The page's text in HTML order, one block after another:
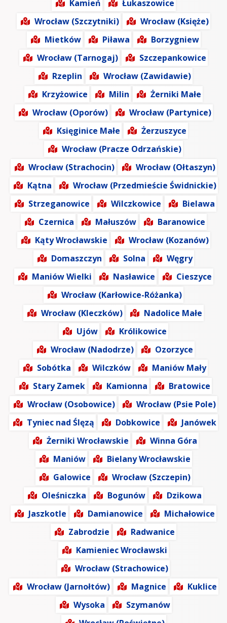
Kamień
Łukaszowice
Wrocław (Szczytniki)
Wrocław (Księże)
Mietków
Piława
Borzygniew
Wrocław (Tarnogaj)
Szczepankowice
Rzeplin
Wrocław (Zawidawie)
Krzyżowice
Milin
Żerniki Małe
Wrocław (Oporów)
Wrocław (Partynice)
Księginice Małe
Żerzuszyce
Wrocław (Pracze Odrzańskie)
Wrocław (Strachocin)
Wrocław (Ołtaszyn)
Kątna
Wrocław (Przedmieście Świdnickie)
Strzeganowice
Wilczkowice
Bielawa
Czernica
Małuszów
Baranowice
Kąty Wrocławskie
Wrocław (Kozanów)
Domaszczyn
Solna
Węgry
Maniów Wielki
Nasławice
Cieszyce
Wrocław (Karłowice-Różanka)
Wrocław (Kleczków)
Nadolice Małe
Ujów
Królikowice
Wrocław (Nadodrze)
Ozorzyce
Sobótka
Wilczków
Maniów Mały
Stary Zamek
Kamionna
Bratowice
Wrocław (Osobowice)
Wrocław (Psie Pole)
Tyniec nad Ślęzą
Dobkowice
Janówek
Żerniki Wrocławskie
Winna Góra
Maniów
Bielany Wrocławskie
Galowice
Wrocław (Szczepin)
Oleśniczka
Bogunów
Dzikowa
Jaszkotle
Damianowice
Michałowice
Zabrodzie
Radwanice
Kamieniec Wrocławski
Wrocław (Strachowice)
Wrocław (Jarnołtów)
Magnice
Kuklice
Wysoka
Szymanów